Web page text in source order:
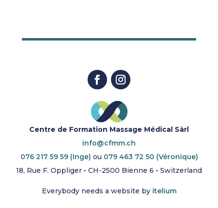
Centre de Formation Massage Médical Sàrl
info@cfmm.ch
076 217 59 59 (Inge) ou 079 463 72 50 (Véronique)
18, Rue F. Oppliger • CH-2500 Bienne 6 • Switzerland
Everybody needs a website by itelium